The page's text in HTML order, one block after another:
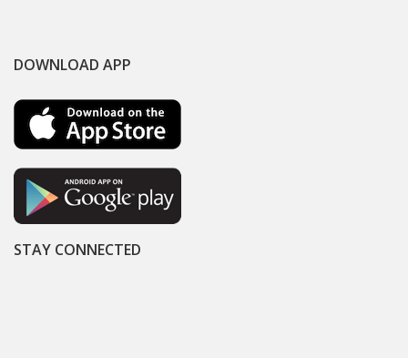
DOWNLOAD APP
STAY CONNECTED